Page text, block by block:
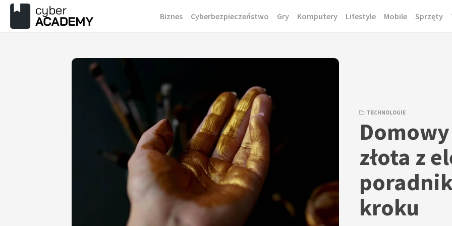
Przejdź
do
Biznes Cyberbezpieczeństwo Gry Komputery Lifestyle Mobile Sprzęty
TECHNOLOGIE
złota z
kroku